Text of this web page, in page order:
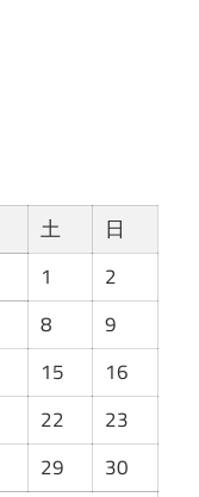
土 日
1
2
8
9
15
16
22
23
29
30